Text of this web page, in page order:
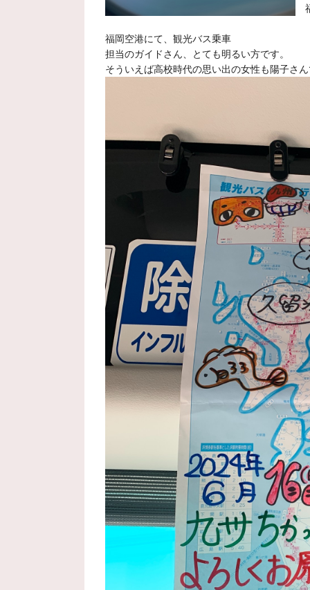
福岡空港にて、観光バス乗車
担当のガイドさん、とても明るい方です。
そういえば高校時代の思い出の女性も陽子さ